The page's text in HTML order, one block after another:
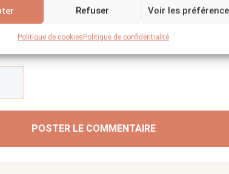
Refuser Voir les
Politique de cookiesPolitique de confidentialité
POSTER LE COMMENTAIRE